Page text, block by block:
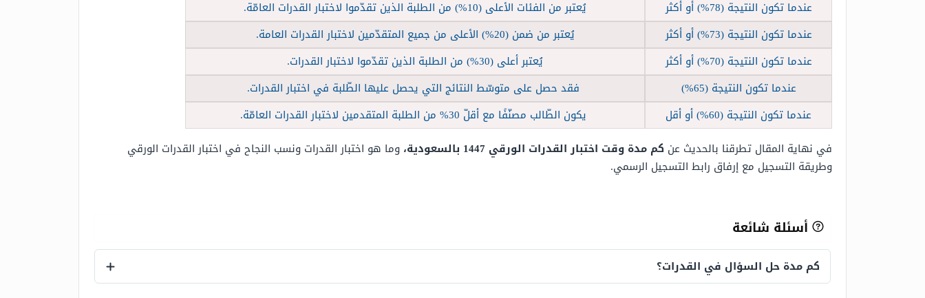
عندما تكون النتيجة (78%) أو أكثر
يُعتبر من الفئات الأعلى (10%) من الطلبة الذين تقدّموا لاختبار القدرات العامّة.
عندما تكون النتيجة (73%) أو أكثر
يُعتبر من ضمن (20%) الأعلى من جميع المتقدّمين لاختبار القدرات العامة.
عندما تكون النتيجة (70%) أو أكثر
يُعتبر أعلى (30%) من الطلبة الذين تقدّموا لاختبار القدرات.
عندما تكون النتيجة (65%)
فقد حصل على متوسّط النتائج التي يحصل عليها الطّلبة في اختبار القدرات.
عندما تكون النتيجة (60%) أو أقل
يكون الطّالب مصنّفًا مع أقلّ 30% من الطلبة المتقدمين لاختبار القدرات العامّة.
في نهاية المقال تطرقنا بالحديث عن كم مدة وقت اختبار القدرات الورقي 1447 بالسعودية،
وما هو اختبار القدرات ونسب النجاح في اختبار القدرات الورقي
وطريقة التسجيل مع إرفاق رابط التسجيل الرسمي.
أسئلة شائعة
كم مدة حل السؤال في القدرات؟